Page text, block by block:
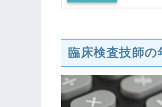
臨床検査技師